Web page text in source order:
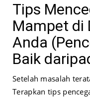
Tips
Mampet di
Anda
Baik
Setelah masalah
Terapkan tips